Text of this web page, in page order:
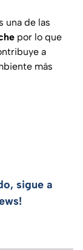
una de las
por lo que
a
más
sigue a